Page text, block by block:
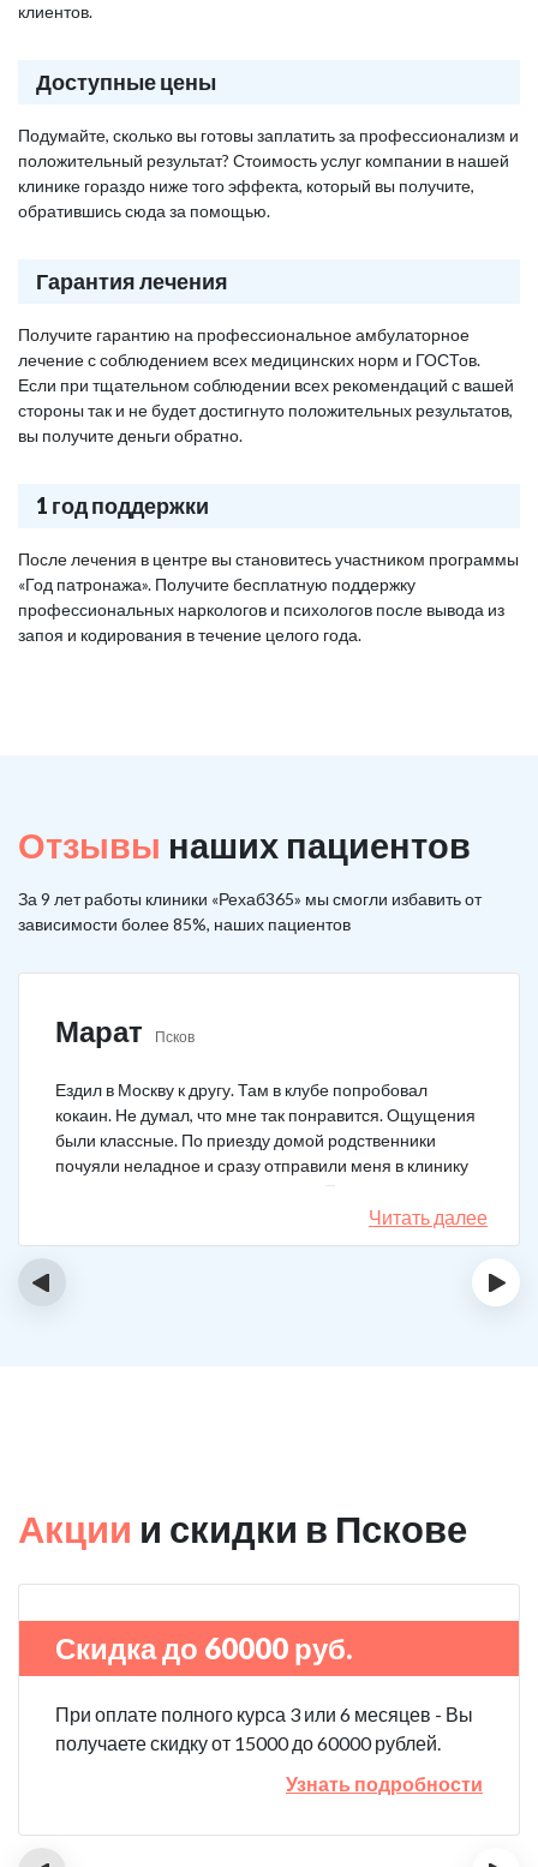
клиентов.
Доступные цены
Подумайте, сколько вы готовы заплатить за профессионализм и
положительный результат? Стоимость услуг компании в нашей
клинике гораздо ниже того эффекта, который вы получите,
обратившись сюда за помощью.
Гарантия лечения
Получите гарантию на профессиональное амбулаторное
лечение с соблюдением всех медицинских норм и ГОСТов.
Если при тщательном соблюдении всех рекомендаций с вашей
стороны так и не будет достигнуто положительных результатов,
вы получите деньги обратно.
1 год поддержки
После лечения в центре вы становитесь участником программы
«Год патронажа». Получите бесплатную поддержку
профессиональных наркологов и психологов после вывода из
запоя и кодирования в течение целого года.
Отзывы наших пациентов
За 9 лет работы клиники «Рехаб365» мы смогли избавить от
зависимости более 85%, наших пациентов
Марат Псков
Ездил в Москву к другу. Там в клубе попробовал
кокаин. Не думал, что мне так понравится. Ощущения
были классные. По приезду домой родственники
почуяли неладное и сразу отправили меня в клинику
после того как я им все рассказал. Прошел курс
лечения, но мысли о коксе не прошли. Сейчас хожу на
курсы анонимных наркоманов, делаю все, чтобы
Читать далее
‹ ›
Акции и скидки в Пскове
Скидка до 60000 руб.
При оплате полного курса 3 или 6 месяцев - Вы
получаете скидку от 15000 до 60000 рублей.
Узнать подробности